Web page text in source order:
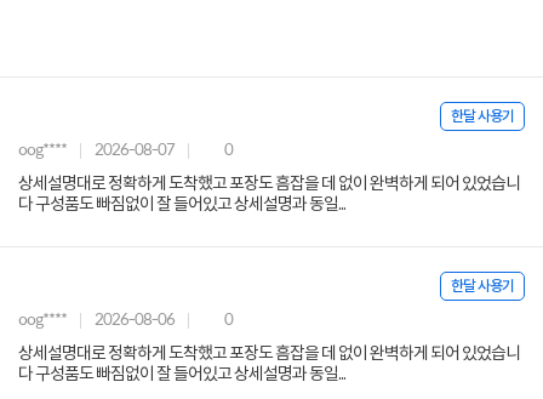
한달 사용기
oog**** 2026-08-07 0
상세설명대로 정확하게 도착했고 포장도 흠잡을 데 없이 완벽하게 되어 있었습니
다 구성품도 빠짐없이 잘 들어있고 상세설명과 동일...
한달 사용기
oog**** 2026-08-06 0
상세설명대로 정확하게 도착했고 포장도 흠잡을 데 없이 완벽하게 되어 있었습니
다 구성품도 빠짐없이 잘 들어있고 상세설명과 동일...